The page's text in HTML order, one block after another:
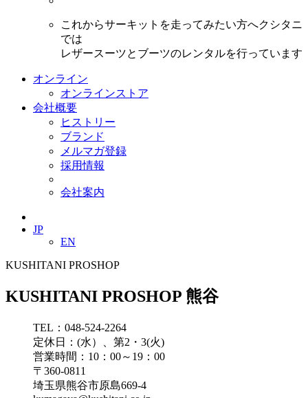
これからサーキットを走ってみたい方へクシタニ
では
レザースーツとブーツのレンタルを行っています
オンライン
オンラインストア
会社概要
ヒストリー
ブランド
メルマガ登録
採用情報
会社案内
JP
EN
KUSHITANI PROSHOP
KUSHITANI PROSHOP 熊谷
TEL：048-524-2264
定休日：(水）、第2・3(火)
営業時間：10：00～19：00
〒360-0811
埼玉県熊谷市原島669-4